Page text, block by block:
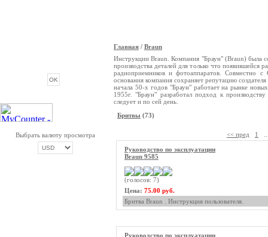
Выбрать валюту просмотра
Главная / Braun
Инструкции Braun. Компания "Браун" (Braun) была
производства деталей для только что появившейся
радиоприемников и фотоаппаратов. Совместно
основания компания сохраняет репутацию
начала 50-х годов "Браун" работает на рынке
1955г. "Браун" разработал подход к
следует и по сей день.
Бритвы (73)
<< пред 1
Руководство по эксплуатации
Braun 9585
(голосов: 7)
Цена: 75.00 руб.
Бритва Braun . Инструкция пользователя.
Руководство по эксплуатации